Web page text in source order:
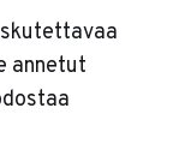
annetut